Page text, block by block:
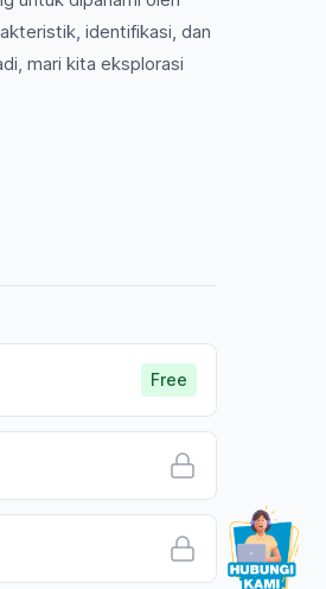
identifikasi, dan
mari kita eksplorasi
Free